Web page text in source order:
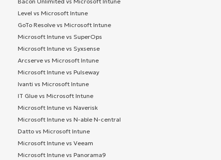
Level vs Microsoft Intune
GoTo Resolve vs Microsoft Intune
Microsoft Intune vs SuperOps
Microsoft Intune vs Syxsense
Arcserve vs Microsoft Intune
Microsoft Intune vs Pulseway
Ivanti vs Microsoft Intune
IT Glue vs Microsoft Intune
Microsoft Intune vs Naverisk
Microsoft Intune vs N-able N-central
Datto vs Microsoft Intune
Microsoft Intune vs Veeam
Microsoft Intune vs Panorama9